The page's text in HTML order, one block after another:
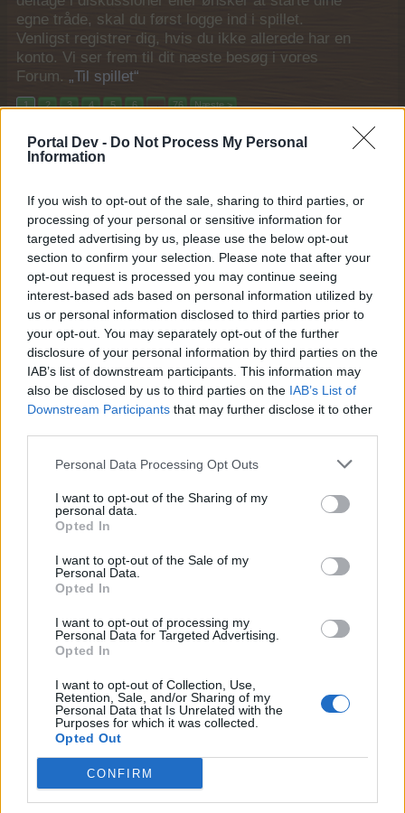
Portal Dev - Do Not Process My Personal
Information
If you wish to opt-out of the sale, sharing to third parties, or
processing of your personal or sensitive information for
targeted advertising by us, please use the below opt-out
section to confirm your selection. Please note that after your
opt-out request is processed you may continue seeing
interest-based ads based on personal information utilized by
us or personal information disclosed to third parties prior to
your opt-out. You may separately opt-out of the further
disclosure of your personal information by third parties on the
IAB’s list of downstream participants. This information may
also be disclosed by us to third parties on the IAB’s List of
Downstream Participants that may further disclose it to other
Personal Data Processing Opt Outs
I want to opt-out of the Sharing of my
personal data.
Opted In
I want to opt-out of the Sale of my
Personal Data.
Opted In
I want to opt-out of processing my
Personal Data for Targeted Advertising.
Opted In
I want to opt-out of Collection, Use,
Retention, Sale, and/or Sharing of my
Personal Data that Is Unrelated with the
Purposes for which it was collected.
Opted Out
CONFIRM
egne tråde, skal du først logge ind i spillet.
Venligst registrer dig, hvis du ikke allerede har en
konto. Vi ser frem til dit næste besøg i vores
Forum. „Til spillet“
1 2 3 4 5 6 → 76 Næste >
Titel Sidste besked
Svar:
3 7 Marts 2022
Feedback Vejen til guldet feedbacktråd
Pindgris
Fiesta mariachi spørge/debattråd
MOD-Ara
Svar:
2 23 Februar 2022
Fiesta mariachi feedbacktråd
MOD-Ara
Svar:
0 23 Februar 2022
Farve på det grå 1-3 spørge/debattråd
MOD-Ara
MOD-Ara
Valentinsdag 2022 spørge/debattråd
Svar:
0 9 Februar 2022
Valentinsdag 2022 feedbacktråd
Vejen til kærlighed spørge/debattråd
MOD-Ara
Vejen til kærlighed feedbacktråd
MOD-Ara
Svar:
0
MOD-Ara
Svar:
2 5 Februar 2022
En dag på museet II feedbacktråd
MOD-Ara
Svar:
1 2 Februar 2022
Fødselsdagsmiddagen spørge/debattråd
MOD-Ara
Svar:
4 27 Januar 2022